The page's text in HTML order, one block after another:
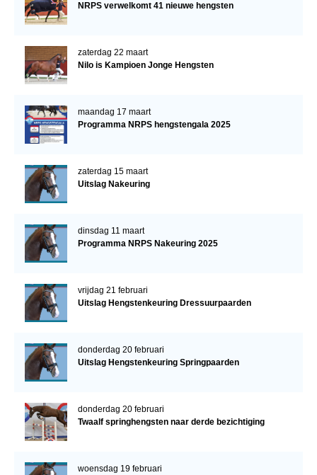
NRPS verwelkomt 41 nieuwe hengsten
zaterdag 22 maart
Nilo is Kampioen Jonge Hengsten
maandag 17 maart
Programma NRPS hengstengala 2025
zaterdag 15 maart
Uitslag Nakeuring
dinsdag 11 maart
Programma NRPS Nakeuring 2025
vrijdag 21 februari
Uitslag Hengstenkeuring Dressuurpaarden
donderdag 20 februari
Uitslag Hengstenkeuring Springpaarden
donderdag 20 februari
Twaalf springhengsten naar derde bezichtiging
woensdag 19 februari